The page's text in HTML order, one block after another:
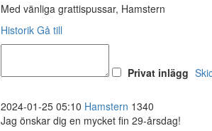
Med vänliga grattispussar, Hamstern
Historik Gå till
Privat inlägg
2024-01-25 05:10 Hamstern 1340
Jag önskar dig en mycket fin 29-årsdag!